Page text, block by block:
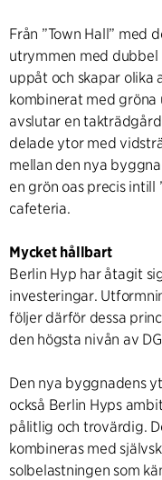
Från ”Town Hall” med
utrymmen med
uppåt och skapar
kombinerat med gröna
avslutar en
delade ytor med
mellan den nya
en grön oas precis intill
cafeteria.
Mycket hållbart
Berlin Hyp har åtagit
investeringar.
följer därför dessa
den högsta nivån av
Den nya byggnadens
också Berlin Hyps
pålitlig och trovärdig.
kombineras med
solbelastningen som